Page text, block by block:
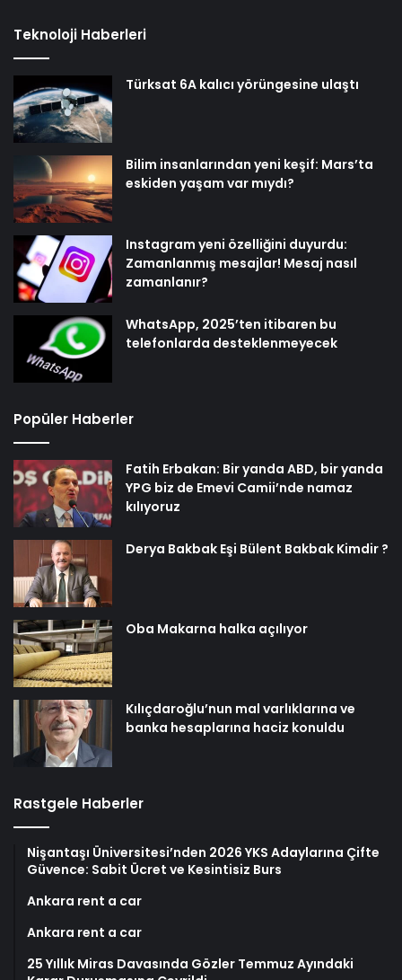
Teknoloji Haberleri
Türksat 6A kalıcı yörüngesine ulaştı
Bilim insanlarından yeni keşif: Mars’ta
eskiden yaşam var mıydı?
Instagram yeni özelliğini duyurdu:
Zamanlanmış mesajlar! Mesaj nasıl
zamanlanır?
WhatsApp, 2025’ten itibaren bu
telefonlarda desteklenmeyecek
Popüler Haberler
Fatih Erbakan: Bir yanda ABD, bir yanda
YPG biz de Emevi Camii’nde namaz
kılıyoruz
Derya Bakbak Eşi Bülent Bakbak Kimdir ?
Oba Makarna halka açılıyor
Kılıçdaroğlu’nun mal varlıklarına ve
banka hesaplarına haciz konuldu
Rastgele Haberler
Nişantaşı Üniversitesi’nden 2026 YKS Adaylarına Çifte
Güvence: Sabit Ücret ve Kesintisiz Burs
Ankara rent a car
Ankara rent a car
25 Yıllık Miras Davasında Gözler Temmuz Ayındaki